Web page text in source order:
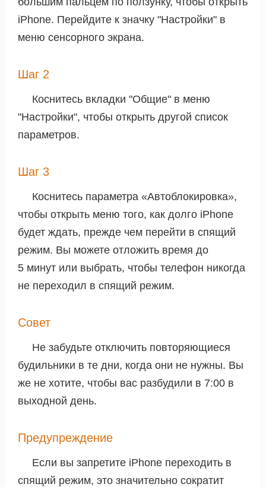
iPhone. Перейдите к значку "Настройки" в
меню сенсорного экрана.
Шаг 2
Коснитесь вкладки "Общие" в меню
"Настройки", чтобы открыть другой список
параметров.
Шаг 3
Коснитесь параметра «Автоблокировка»,
чтобы открыть меню того, как долго iPhone
будет ждать, прежде чем перейти в спящий
режим. Вы можете отложить время до
5 минут или выбрать, чтобы телефон никогда
не переходил в спящий режим.
Совет
Не забудьте отключить повторяющиеся
будильники в те дни, когда они не нужны. Вы
же не хотите, чтобы вас разбудили в 7:00 в
выходной день.
Предупреждение
Если вы запретите iPhone переходить в
спящий режим, это значительно сократит